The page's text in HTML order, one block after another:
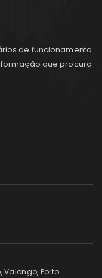
de funcionamento
que procura
Valongo, Porto